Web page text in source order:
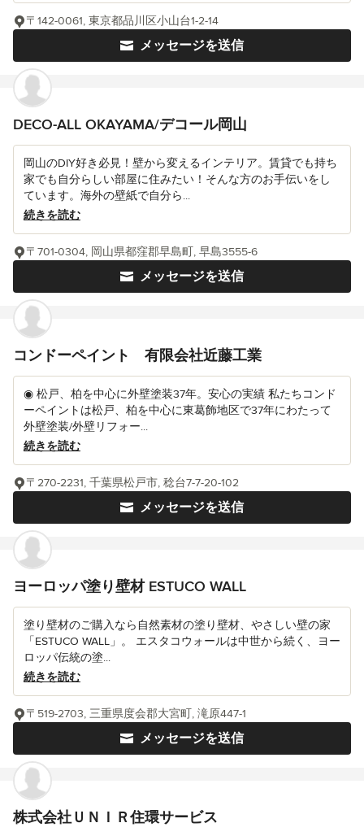
メッセージを送信
〒142-0061, 東京都品川区小山台1-2-14
DECO-ALL OKAYAMA/デコール岡山
岡山のDIY好き必見！壁から変えるインテリア。賃貸でも持ち
家でも自分らしい部屋に住みたい！そんな方のお手伝いをし
ています。海外の壁紙で自分ら...
続きを読む
メッセージを送信
〒701-0304, 岡山県都窪郡早島町, 早島3555-6
コンドーペイント 有限会社近藤工業
◉ 松戸、柏を中心に外壁塗装37年。安心の実績 私たちコンド
ーペイントは松戸、柏を中心に東葛飾地区で37年にわたって
外壁塗装/外壁リフォー...
続きを読む
メッセージを送信
〒270-2231, 千葉県松戸市, 稔台7-7-20-102
ヨーロッパ塗り壁材 ESTUCO WALL
塗り壁材のご購入なら自然素材の塗り壁材、やさしい壁の家
「ESTUCO WALL」。 エスタコウォールは中世から続く、ヨー
ロッパ伝統の塗...
続きを読む
メッセージを送信
〒519-2703, 三重県度会郡大宮町, 滝原447-1
株式会社ＵＮＩＲ住環サービス